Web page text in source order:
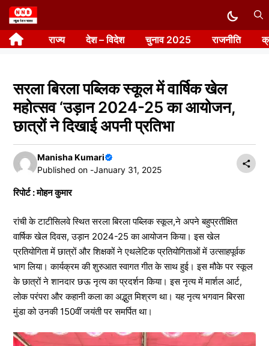
Skip
to
content राज्य देश – विदेश चुनाव 2025 राजनीति
सरला बिरला पब्लिक स्कूल में वार्षिक खेल
महोत्सव ‘उड़ान 2024-25 का आयोजन,
छात्रों ने दिखाई अपनी प्रतिभा
Manisha Kumari
Published on -January 31, 2025
रिपोर्ट : मोहन कुमार
रांची के टाटीसिलवे स्थित सरला बिरला पब्लिक स्कूल,ने अपने बहुप्रतीक्षित
वार्षिक खेल दिवस, उड़ान 2024-25 का आयोजन किया। इस खेल
प्रतियोगिता में छात्रों और शिक्षकों ने एथलेटिक प्रतियोगिताओं में उत्साहपूर्वक
भाग लिया। कार्यक्रम की शुरुआत स्वागत गीत के साथ हुई। इस मौके पर स्कूल
के छात्रों ने शानदार छऊ नृत्य का प्रदर्शन किया। इस नृत्य में मार्शल आर्ट,
लोक परंपरा और कहानी कला का अद्भुत मिश्रण था। यह नृत्य भगवान बिरसा
मुंडा को उनकी 150वीं जयंती पर समर्पित था।